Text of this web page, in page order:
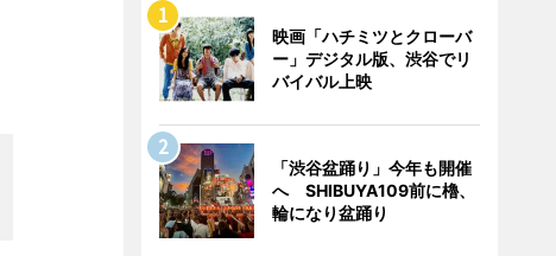
映画「ハチミツとクローバ
ー」デジタル版、渋谷でリ
バイバル上映
「渋谷盆踊り」今年も開催
へ SHIBUYA109前に櫓、
輪になり盆踊り